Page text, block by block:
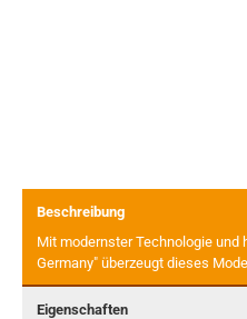
Beschreibung
Mit modernster Technologie
Germany" überzeugt dieses
Eigenschaften